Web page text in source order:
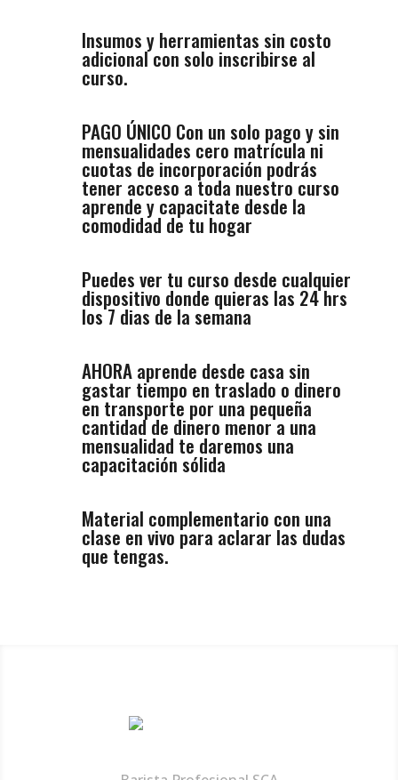
Insumos y herramientas sin costo
adicional con solo inscribirse al
curso.
PAGO ÚNICO Con un solo pago y sin
mensualidades cero matrícula ni
cuotas de incorporación podrás
tener acceso a toda nuestro curso
aprende y capacitate desde la
comodidad de tu hogar
Puedes ver tu curso desde cualquier
dispositivo donde quieras las 24 hrs
los 7 dias de la semana
AHORA aprende desde casa sin
gastar tiempo en traslado o dinero
en transporte por una pequeña
cantidad de dinero menor a una
mensualidad te daremos una
capacitación sólida
Material complementario con una
clase en vivo para aclarar las dudas
que tengas.